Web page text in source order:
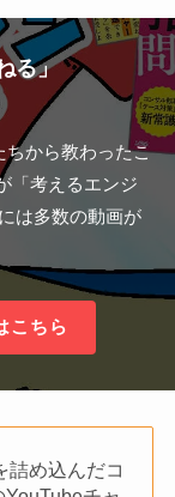
る」
ちから教わったこ
「考えるエンジ
は多数の動画が
こちら
詰め込んだコ